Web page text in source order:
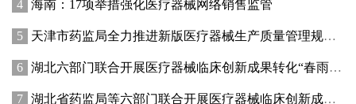
海南：17项举措强化医疗器械网络销售监管
天津市药监局全力推进新版医疗器械生产质量管理规范落地实施
湖北六部门联合开展医疗器械临床创新成果转化“春雨行动”
湖北省药监局等六部门联合开展医疗器械临床创新成果转化“春雨行动”